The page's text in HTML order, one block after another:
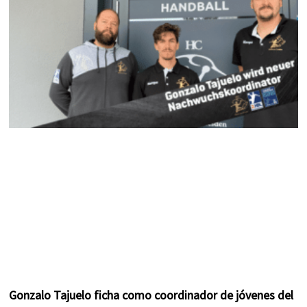
m t
Gonzalo Tajuelo ficha como coordinador de jóvenes del